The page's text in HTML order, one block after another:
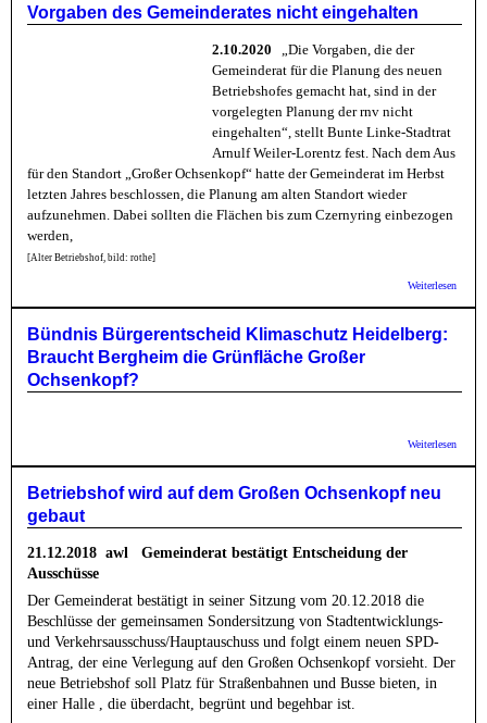
-
Vorgaben des Gemeinderates nicht eingehalten
2.10.2020
„Die Vorgaben, die der
Gemeinderat für die Planung des neuen
Betriebshofes gemacht hat, sind in der
vorgelegten Planung der rnv nicht
eingehalten“, stellt Bunte Linke-Stadtrat
Arnulf Weiler-Lorentz fest. Nach dem Aus
für den Standort „Großer Ochsenkopf“ hatte der Gemeinderat im Herbst
letzten Jahres beschlossen, die Planung am alten Standort wieder
aufzunehmen. Dabei sollten die Flächen bis zum Czernyring einbezogen
werden,
[Alter Betriebshof, bild: rothe]
Weiterlesen
Bündnis Bürgerentscheid Klimaschutz Heidelberg:
Braucht Bergheim die Grünfläche Großer
Ochsenkopf?
Weiterlesen
Betriebshof wird auf dem Großen Ochsenkopf neu
gebaut
21.12.2018 awl
Gemeinderat bestätigt Entscheidung der
Ausschüsse
Der Gemeinderat bestätigt in seiner Sitzung vom 20.12.2018 die
Beschlüsse der gemeinsamen Sondersitzung von Stadtentwicklungs-
und Verkehrsausschuss/Hauptauschuss und folgt einem neuen SPD-
Antrag, der eine Verlegung auf den Großen Ochsenkopf vorsieht. Der
neue Betriebshof soll Platz für Straßenbahnen und Busse bieten, in
einer Halle , die überdacht, begrünt und begehbar ist.